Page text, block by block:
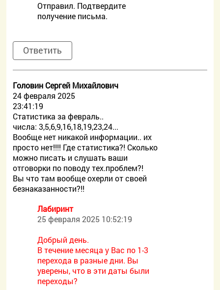
Отправил. Подтвердите
получение письма.
Ответить
Головин Сергей Михайлович
24 февраля 2025
23:41:19
Статистика за февраль..
числа: 3,5,6,9,16,18,19,23,24...
Вообще нет никакой информации.. их
просто нет!!!! Где статистика?! Сколько
можно писать и слушать ваши
отговорки по поводу тех.проблем?!
Вы что там вообще охерли от своей
безнаказанности?!!
Лабиринт
25 февраля 2025 10:52:19
Добрый день.
В течение месяца у Вас по 1-3
перехода в разные дни. Вы
уверены, что в эти даты были
переходы?